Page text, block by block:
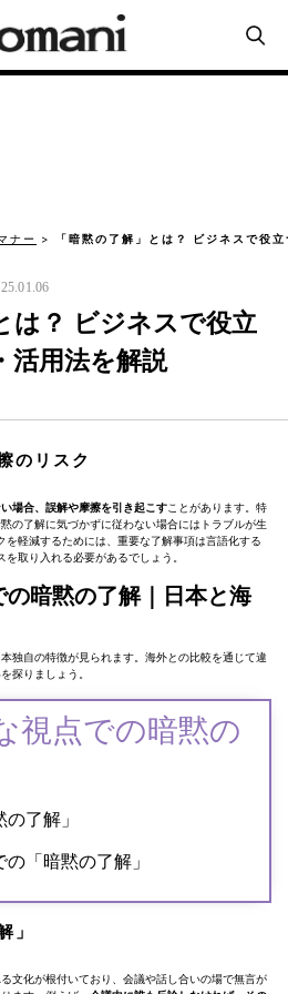
ナー 「暗黙の了解」とは？ ビジネスで役
は？ ビジネスで役立
活用法を解説
のリスク
場合、誤解や摩擦を引き起こすことがあります。特
の了解に気づかずに従わない場合にはトラブルが生
を軽減するためには、重要な了解事項は言語化する
を取り入れる必要があるでしょう。
暗黙の了解｜日本と海
独自の特徴が見られます。海外との比較を通じて違
探りましょう。
視点での暗黙の
了解」
「暗黙の了解」
」
る文化が根付いており、会議や話し合いの場で無言が